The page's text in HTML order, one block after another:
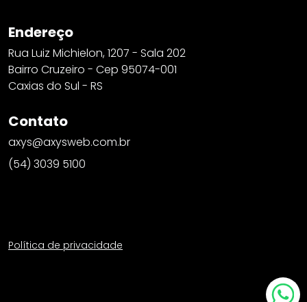
Endereço
Rua Luiz Michielon, 1207 - Sala 202
Bairro Cruzeiro - Cep 95074-001
Caxias do Sul - RS
Contato
axys@axysweb.com.br
(54) 3039 5100
Política de privacidade